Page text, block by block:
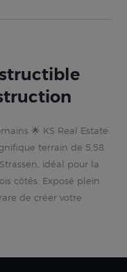
🌟 KS Real Estate
terrain de 5,58
idéal pour la
côtés. Exposé plein
de créer votre